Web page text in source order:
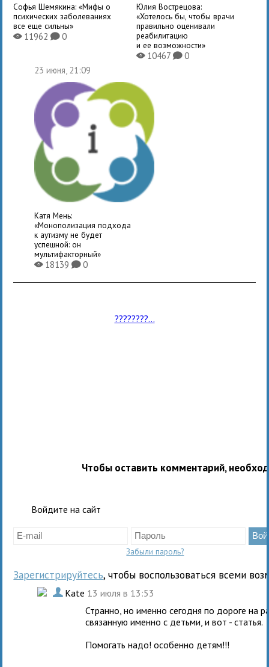
Софья Шемякина: «Мифы о
психических заболеваниях
все еще сильны»
X11962K0
Юлия Вострецова:
«Хотелось бы, чтобы врачи
правильно оценивали
реабилитацию
и ее возможности»
X10467 K0
23 июня, 21:09
Катя Мень:
«Монополизация подхода
к аутизму не будет
успешной: он
мультифакторный»
X18139K0
????????...
Чтобы оставить комментарий,
Войдите на сайт
Забыли пароль?
Зарегистрируйтесь, чтобы воспользоваться всеми
. Kate 13 июля в 13:53
Странно, но именно сегодня по дороге на
связанную именно с детьми, и вот - статья.
Помогать надо! особенно детям!!!